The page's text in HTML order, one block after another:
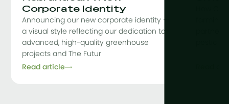
Corporate Identity
Announcing our new corporate identity —
a visual style reflecting our dedication to
advanced, high-quality greenhouse
projects and The Futur
Read article